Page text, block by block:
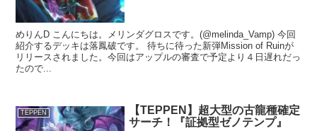
めりんD こんにちは。メリンダグロスです。(@melinda_Vamp) 今回
紹介するデッキは落鳳破です。 待ちに待った新弾Mission of Ruinが
リリースされました。今回はアップルの審査で予定より４日遅れだっ
たので...
TEPPEN
【TEPPEN】超大型の古龍種確定
サーチ！『証拠型ゼノテンプ』